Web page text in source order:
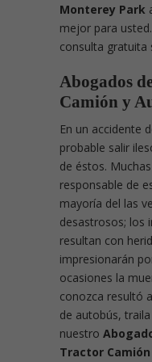
Monterey Park
mejor para
consulta gratuita
Abogados
Camión y
En un accidente
probable salir
de éstos.
responsable de
mayoría del las
desastrosos; los
resultan con
impresionarán
ocasiones la
conozca resultó
de autobús,
nuestro
Tractor